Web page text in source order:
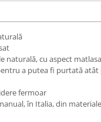
naturală, cu aspect
a putea fi purtată atât
fermoar
în Italia, din